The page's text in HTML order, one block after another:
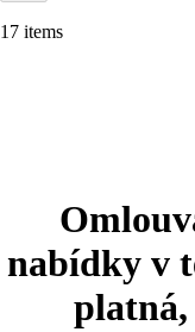
17 items
nabídky v